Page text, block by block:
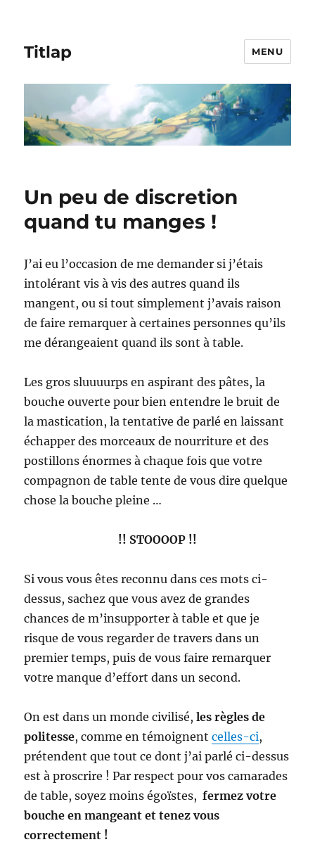
Titlap MENU
Un peu de discretion
quand tu manges !
J’ai eu l’occasion de me demander si j’étais
intolérant vis à vis des autres quand ils
mangent, ou si tout simplement j’avais raison
de faire remarquer à certaines personnes qu’ils
me dérangeaient quand ils sont à table.
Les gros sluuuurps en aspirant des pâtes, la
bouche ouverte pour bien entendre le bruit de
la mastication, la tentative de parlé en laissant
échapper des morceaux de nourriture et des
postillons énormes à chaque fois que votre
compagnon de table tente de vous dire quelque
chose la bouche pleine …
!! STOOOOP !!
Si vous vous êtes reconnu dans ces mots ci-
dessus, sachez que vous avez de grandes
chances de m’insupporter à table et que je
risque de vous regarder de travers dans un
premier temps, puis de vous faire remarquer
votre manque d’effort dans un second.
On est dans un monde civilisé,les règles de
politesse, comme en témoignentcelles-ci,
prétendent que tout ce dont j’ai parlé ci-dessus
est à proscrire ! Par respect pour vos camarades
de table, soyez moins égoïstes,fermez votre
bouche en mangeant et tenez vous
correctement !